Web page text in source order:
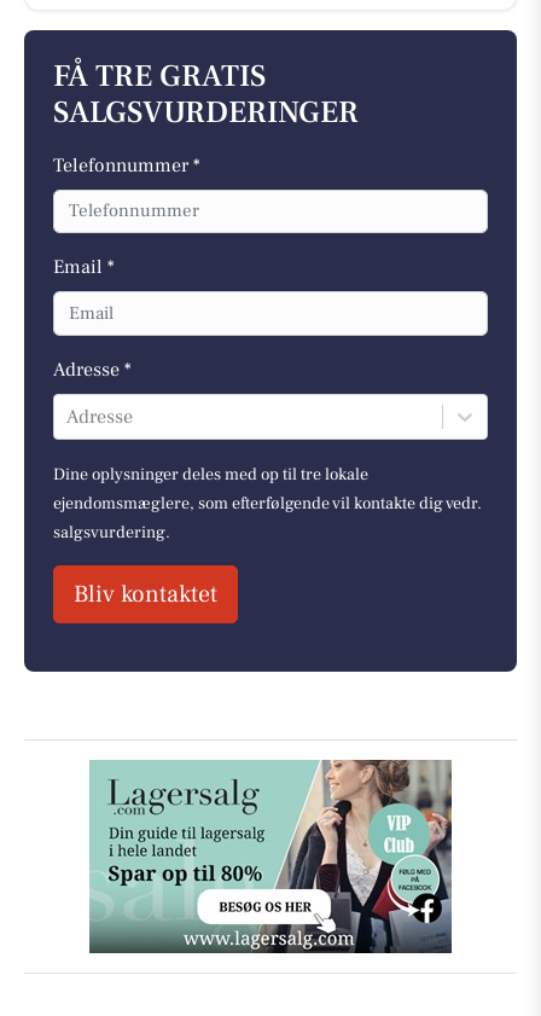
FÅ TRE GRATIS
SALGSVURDERINGER
Telefonnummer *
Email *
Adresse *
Adresse
Dine oplysninger deles med op til tre lokale
ejendomsmæglere, som efterfølgende vil kontakte dig vedr.
salgsvurdering.
Bliv kontaktet